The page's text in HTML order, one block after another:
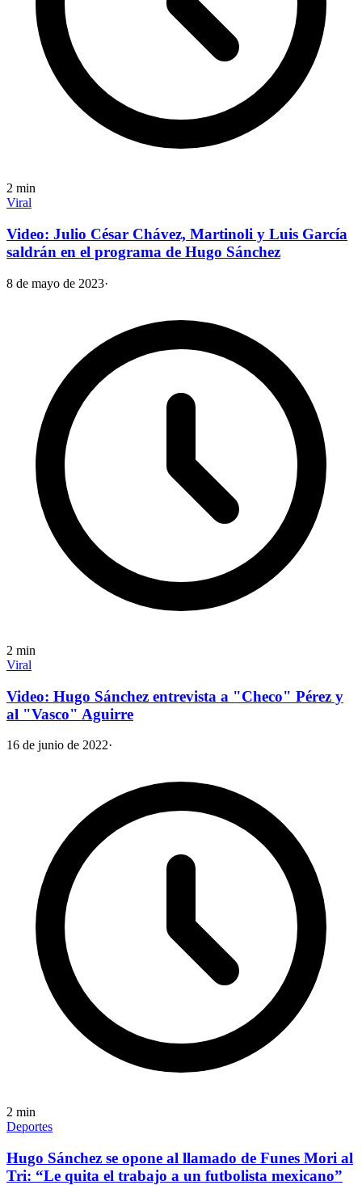
2 min
Viral
Video: Julio César Chávez, Martinoli y Luis García
saldrán en el programa de Hugo Sánchez
8 de mayo de 2023·
2 min
Viral
Video: Hugo Sánchez entrevista a "Checo" Pérez y
al "Vasco" Aguirre
16 de junio de 2022·
2 min
Deportes
Hugo Sánchez se opone al llamado de Funes Mori al
Tri: “Le quita el trabajo a un futbolista mexicano”